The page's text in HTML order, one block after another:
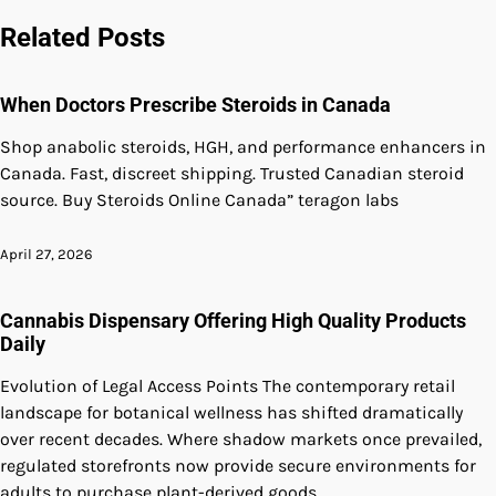
Related Posts
When Doctors Prescribe Steroids in Canada
Shop anabolic steroids, HGH, and performance enhancers in
Canada. Fast, discreet shipping. Trusted Canadian steroid
source. Buy Steroids Online Canada” teragon labs
April 27, 2026
Cannabis Dispensary Offering High Quality Products
Daily
Evolution of Legal Access Points The contemporary retail
landscape for botanical wellness has shifted dramatically
over recent decades. Where shadow markets once prevailed,
regulated storefronts now provide secure environments for